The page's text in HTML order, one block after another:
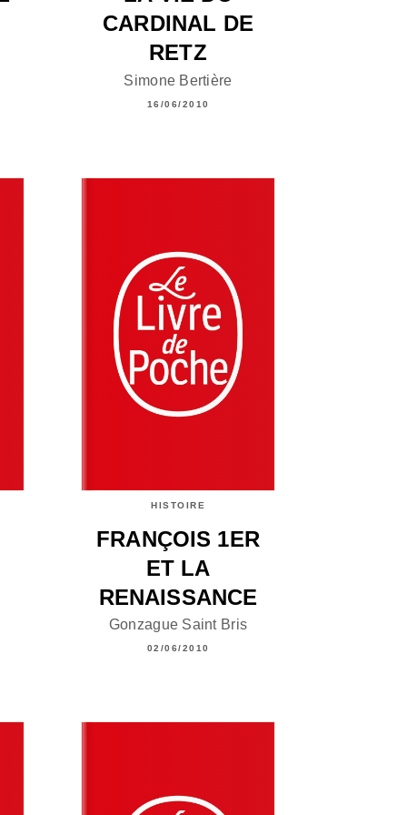
CARDINAL DE
RETZ
Simone Bertière
16/06/2010
HISTOIRE
FRANÇOIS 1ER
ET LA
RENAISSANCE
Gonzague Saint Bris
02/06/2010